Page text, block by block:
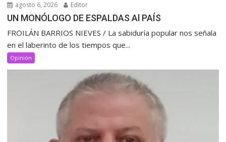
agosto 6, 2026 Editor
UN MONÓLOGO DE ESPALDAS Al PAÍS
FROILÁN BARRIOS NIEVES / La sabiduría popular nos señala
en el laberinto de los tiempos que...
Opinión